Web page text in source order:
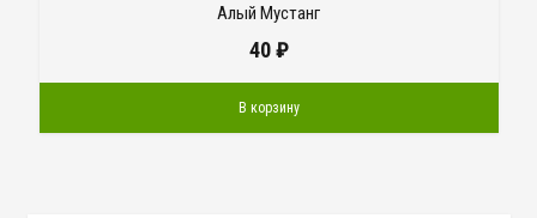
Алый Мустанг
40₽
В корзину